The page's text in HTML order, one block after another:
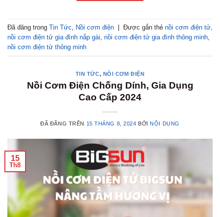
Đã đăng trong Tin Tức Nồi cơm điện | Được gắn thẻ nồi cơm điện tử
nồi cơm điện tử gia đình nắp gài nồi cơm điện tử gia đình thông minh
nồi cơm điện tử thông minh
TIN TỨC, NỒI CƠM ĐIỆN
Nồi Cơm Điện Chống Dính, Gia Dụng
Cao Cấp 2024
ĐÃ ĐĂNG TRÊN 15 THÁNG 8, 2024 BỞINỘI DUNG
15
Th8